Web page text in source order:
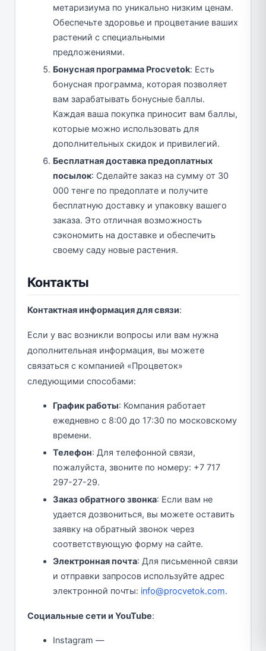
метаризиума по уникально низким ценам.
Обеспечьте здоровье и процветание ваших
растений с специальными
предложениями.
Бонусная программа Procvetok: Есть
бонусная программа, которая позволяет
вам зарабатывать бонусные баллы.
Каждая ваша покупка приносит вам баллы,
которые можно использовать для
дополнительных скидок и привилегий.
Бесплатная доставка предоплатных
посылок: Сделайте заказ на сумму от 30
000 тенге по предоплате и получите
бесплатную доставку и упаковку вашего
заказа. Это отличная возможность
сэкономить на доставке и обеспечить
своему саду новые растения.
Контакты
Контактная информация для связи:
Если у вас возникли вопросы или вам нужна
дополнительная информация, вы можете
связаться с компанией «Процветок»
следующими способами:
График работы: Компания работает
ежедневно с 8:00 до 17:30 по московскому
времени.
Телефон: Для телефонной связи,
пожалуйста, звоните по номеру: +7 717
297-27-29.
Заказ обратного звонка: Если вам не
удается дозвониться, вы можете оставить
заявку на обратный звонок через
соответствующую форму на сайте.
Электронная почта: Для письменной связи
и отправки запросов используйте адрес
электронной почты: info@procvetok.com.
Социальные сети и YouTube:
Instagram —